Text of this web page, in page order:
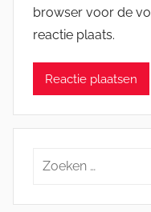
browser voor de
reactie plaats.
Zoeken